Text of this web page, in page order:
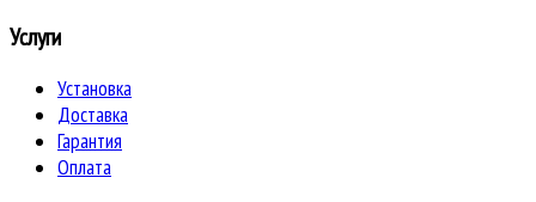
Услуги
Установка
Доставка
Гарантия
Оплата